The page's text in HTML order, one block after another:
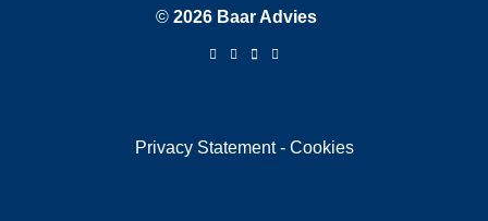
© 2026 Baar Advies
Privacy Statement- Cookies